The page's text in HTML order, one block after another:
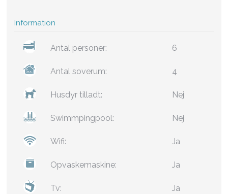
Information
Antal personer: 6
Antal soverum: 4
Husdyr tilladt: Nej
Swimmpingpool: Nej
Wifi: Ja
Opvaskemaskine: Ja
Tv: Ja